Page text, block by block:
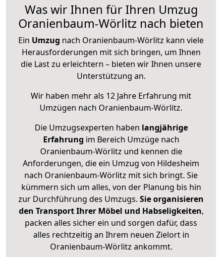
Was wir Ihnen für Ihren Umzug
Oranienbaum-Wörlitz nach bieten
Ein Umzug nach Oranienbaum-Wörlitz kann viele
Herausforderungen mit sich bringen, um Ihnen
die Last zu erleichtern – bieten wir Ihnen unsere
Unterstützung an.
Wir haben mehr als 12 Jahre Erfahrung mit
Umzügen nach Oranienbaum-Wörlitz.
Die Umzugsexperten haben langjährige
Erfahrung im Bereich Umzüge nach
Oranienbaum-Wörlitz und kennen die
Anforderungen, die ein Umzug von Hildesheim
nach Oranienbaum-Wörlitz mit sich bringt. Sie
kümmern sich um alles, von der Planung bis hin
zur Durchführung des Umzugs. Sie organisieren
den Transport Ihrer Möbel und Habseligkeiten,
packen alles sicher ein und sorgen dafür, dass
alles rechtzeitig an Ihrem neuen Zielort in
Oranienbaum-Wörlitz ankommt.